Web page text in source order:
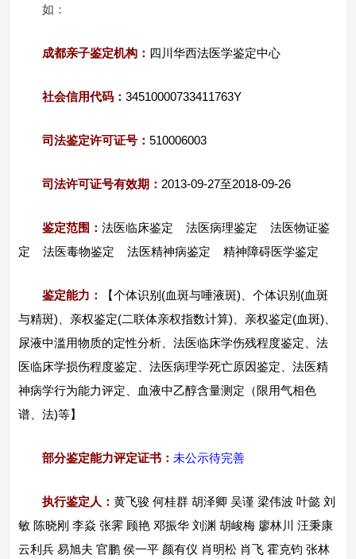
如：
成都亲子鉴定机构： 四川华西法医学鉴定中心
社会信用代码：34510000733411763Y
司法鉴定许可证号：510006003
司法许可证号有效期： 2013-09-27至2018-09-26
鉴定范围：法医临床鉴定 法医病理鉴定 法医物证鉴
定 法医毒物鉴定 法医精神病鉴定 精神障碍医学鉴定
鉴定能力：
【个体识别(血斑与唾液斑)、个体识别(血斑
与精斑)、亲权鉴定(二联体亲权指数计算)、亲权鉴定(血斑)、
尿液中滥用物质的定性分析、法医临床学伤残程度鉴定、法
医临床学损伤程度鉴定、法医病理学死亡原因鉴定、法医精
神病学行为能力评定、血液中乙醇含量测定（限用气相色
谱、法)等】
部分鉴定能力评定证书：未公示待完善
执行鉴定人：黄飞骏 何桂群 胡泽卿 吴谨 梁伟波 叶懿 刘
敏 陈晓刚 李焱 张霁 顾艳 邓振华 刘渊 胡峻梅 廖林川 汪秉康
云利兵 易旭夫 官鹏 侯一平 颜有仪 肖明松 肖飞 霍克钧 张林